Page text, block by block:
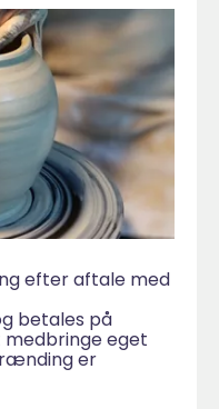
efter aftale med
betales på
medbringe eget
er